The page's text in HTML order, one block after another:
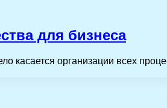
для бизнеса
касается организации всех